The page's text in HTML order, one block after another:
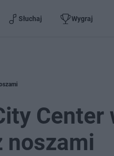
Słuchaj Wygraj
Center
noszami